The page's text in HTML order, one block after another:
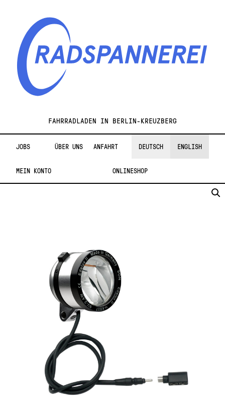
RadspannereiFAHRRADLADEN IN BERLIN-KREUZBERG
JOBS ÜBER UNS ANFAHRT DEUTSCH ENGLISH
MEIN KONTO ONLINESHOP